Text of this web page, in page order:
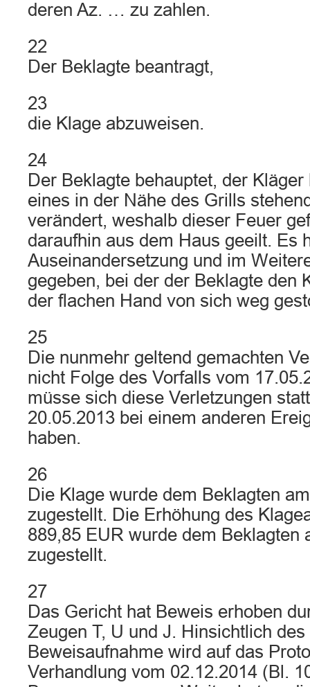
deren Az. … zu zahlen.
22
Der Beklagte beantragt,
23
die Klage abzuweisen.
24
Der Beklagte behauptet, der
eines in der Nähe des Grills
verändert, weshalb dieser Feuer
daraufhin aus dem Haus geeilt. Es
Auseinandersetzung und im
gegeben, bei der der Beklagte den
der flachen Hand von sich weg
25
Die nunmehr geltend gemachten
nicht Folge des Vorfalls vom
müsse sich diese Verletzungen
20.05.2013 bei einem anderen
haben.
26
Die Klage wurde dem Beklagten
zugestellt. Die Erhöhung des
889,85 EUR wurde dem Beklagten
zugestellt.
27
Das Gericht hat Beweis erhoben
Zeugen T, U und J. Hinsichtlich
Beweisaufnahme wird auf das
Verhandlung vom 02.12.2014 (Bl.